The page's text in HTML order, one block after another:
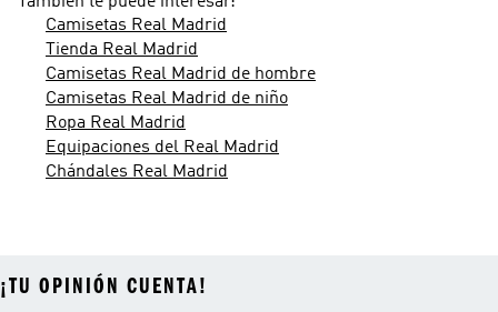
Camisetas Real Madrid
Tienda Real Madrid
Camisetas Real Madrid de hombre
Camisetas Real Madrid de niño
Ropa Real Madrid
Equipaciones del Real Madrid
Chándales Real Madrid
¡TU OPINIÓN CUENTA!